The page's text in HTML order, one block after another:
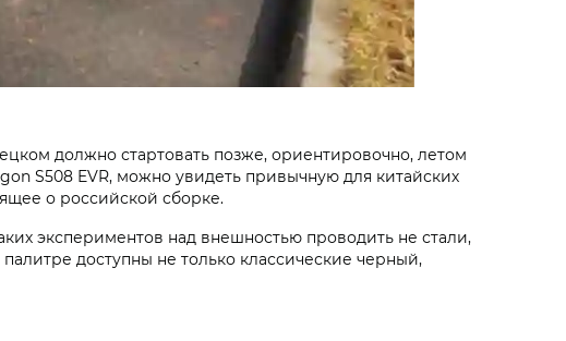
должно стартовать позже, ориентировочно, летом
S508 EVR, можно увидеть привычную для китайских
о российской сборке.
экспериментов над внешностью проводить не стали,
доступны не только классические черный,